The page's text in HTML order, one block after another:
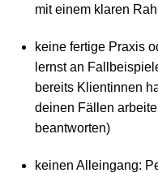
mit einem klaren
keine fertige Praxis
lernst an
bereits Klientinnen
deinen Fällen
beantworten)
keinen Alleingang: